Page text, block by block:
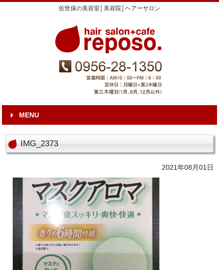
佐世保の美容室│美容院│ヘアーサロン
MENU
IMG_2373
2021年08月01日